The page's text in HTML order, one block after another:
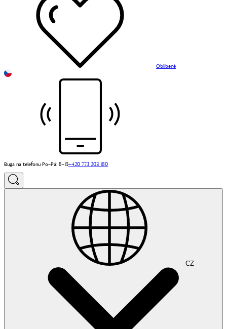
Oblíbené
Buga na telefonu Po–Pá: 8–15+420 773 203 180
CZ